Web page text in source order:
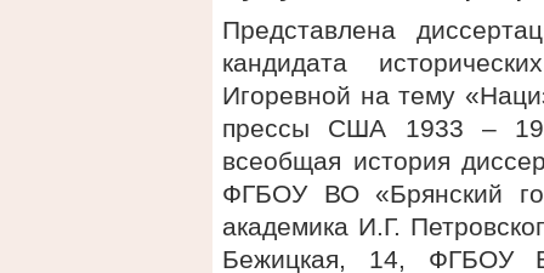
Представлена
кандидата
Игоревной на тему
прессы США 1933 –
всеобщая история
ФГБОУ ВО «Брянский
академика И.Г.
Бежицкая, 14, ФГБОУ